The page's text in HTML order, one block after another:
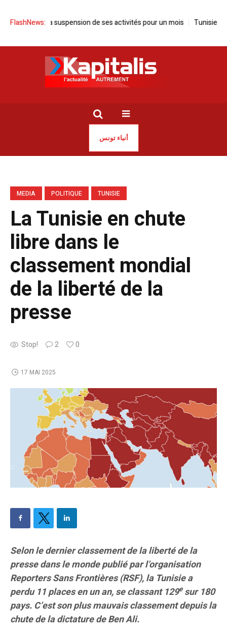
FlashNews:
la suspension de ses activités pour un mois Tunisie | Sayed
أنباء تونس
MEDIA POLITIQUE TUNISIE
La Tunisie en chute
libre dans le
classement mondial
de la liberté de la
presse
Stop! 2 0
17 MAI 2025
Selon le dernier classement de la liberté de la
presse dans le monde publié par l’organisation
Reporters Sans Frontières (RSF), la Tunisie a
perdu 11 places en un an, se classant 129esur 180
pays. C’est son plus mauvais classement depuis la
chute de la dictature de Ben Ali.